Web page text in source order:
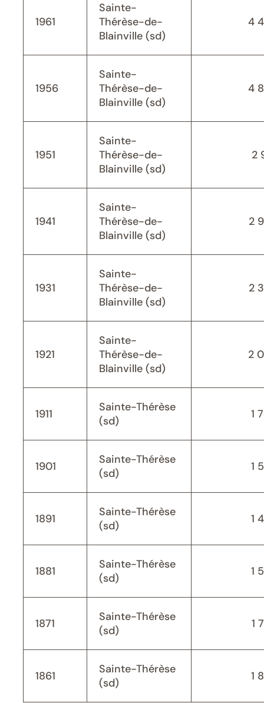
1961
Sainte-
Thérèse-de-
Blainville (sd)
4
1956
Sainte-
Thérèse-de-
Blainville (sd)
4
1951
Sainte-
Thérèse-de-
Blainville (sd)
2
1941
Sainte-
Thérèse-de-
Blainville (sd)
2
1931
Sainte-
Thérèse-de-
Blainville (sd)
2
1921
Sainte-
Thérèse-de-
Blainville (sd)
2
1911
Sainte-Thérèse
(sd)
1
1901
Sainte-Thérèse
(sd)
1
1891
Sainte-Thérèse
(sd)
1
1881
Sainte-Thérèse
(sd)
1
1871
Sainte-Thérèse
(sd)
1
1861
Sainte-Thérèse
(sd)
1